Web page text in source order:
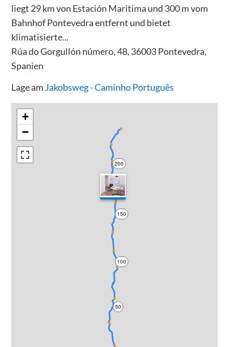
liegt 29 km von Estación Maritima und 300 m vom
Bahnhof Pontevedra entfernt und bietet
klimatisierte...
Rúa do Gorgullón número, 48, 36003 Pontevedra,
Spanien
Lage am Jakobsweg - Caminho Português
50
100
150
200
+
−